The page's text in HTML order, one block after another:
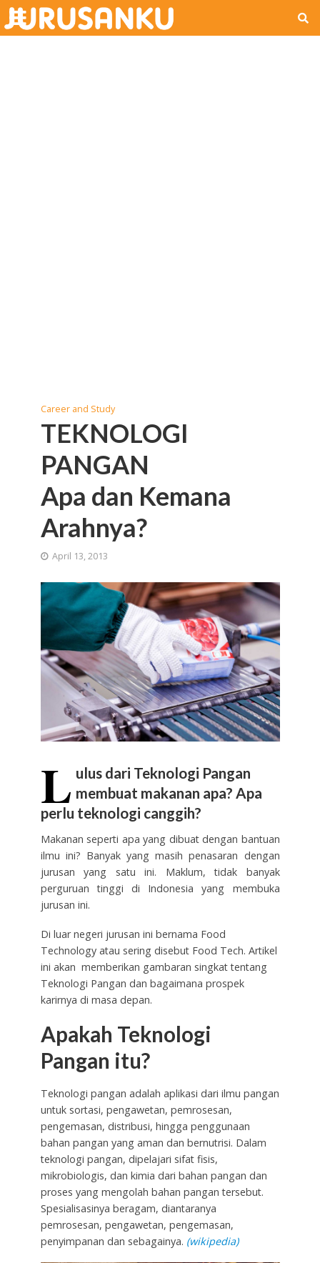
Career and Study
TEKNOLOGI
PANGAN
Apa dan Kemana
Arahnya?
April 13, 2013
L ulus dari Teknologi Pangan
membuat makanan apa? Apa
perlu teknologi canggih?
Makanan seperti apa yang dibuat dengan bantuan
ilmu ini? Banyak yang masih penasaran dengan
jurusan yang satu ini. Maklum, tidak banyak
perguruan tinggi di Indonesia yang membuka
jurusan ini.
Di luar negeri jurusan ini bernama Food
Technology atau sering disebut Food Tech. Artikel
ini akan memberikan gambaran singkat tentang
Teknologi Pangan dan bagaimana prospek
karirnya di masa depan.
Apakah Teknologi
Pangan itu?
Teknologi pangan adalah aplikasi dari ilmu pangan
untuk sortasi, pengawetan, pemrosesan,
pengemasan, distribusi, hingga penggunaan
bahan pangan yang aman dan bernutrisi. Dalam
teknologi pangan, dipelajari sifat fisis,
mikrobiologis, dan kimia dari bahan pangan dan
proses yang mengolah bahan pangan tersebut.
Spesialisasinya beragam, diantaranya
pemrosesan, pengawetan, pengemasan,
penyimpanan dan sebagainya. (wikipedia)